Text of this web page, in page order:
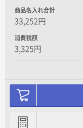
商品名入れ合計
33,252円
消費税額
3,325円